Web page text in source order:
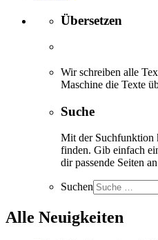
Übersetzen
Wir schreiben alle
Maschine die Texte
Suche
Mit der Suchfunktion
finden. Gib einfach
dir passende Seiten
Suchen
Alle Neuigkeiten